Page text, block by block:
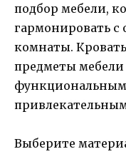
подбор мебели,
гармонировать
комнаты.
предметы
Выберите